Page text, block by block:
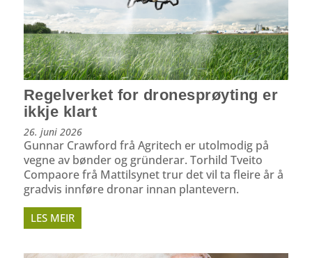
Regelverket for dronesprøyting er
ikkje klart
26. juni 2026
Gunnar Crawford frå Agritech er utolmodig på
vegne av bønder og gründerar. Torhild Tveito
Compaore frå Mattilsynet trur det vil ta fleire år å
gradvis innføre dronar innan plantevern.
LES MEIR